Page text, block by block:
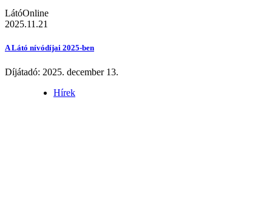
LátóOnline
2025.11.21
A Látó nívódíjai 2025-ben
Díjátadó: 2025. december 13.
Hírek